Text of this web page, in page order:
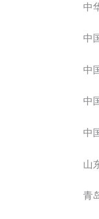
中华中
中国中
中国医
中国药文
中国中
山东省
青岛市